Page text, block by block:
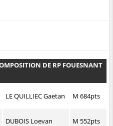
DE RP FOUESNANT
LE QUILLIEC Gaetan M 684pts
DUBOIS Loevan M 552pts